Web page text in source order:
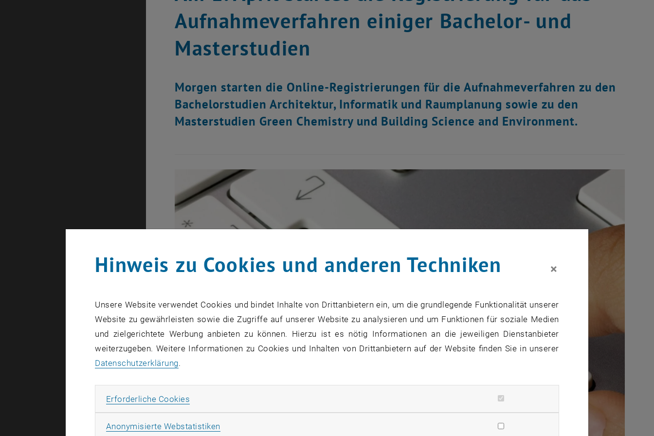
Aufnahmeverfahren einiger Bachelor- und
Masterstudien
Morgen starten die Online-Registrierungen für die Aufnahmeverfahren zu den
Bachelorstudien Architektur, Informatik und Raumplanung sowie zu den
Masterstudien Green Chemistry und Building Science and Environment.
Hinweis zu Cookies und anderen Techniken ×
Unsere Website verwendet Cookies und bindet Inhalte von Drittanbietern ein, um die grundlegende Funktionalität unserer
Website zu gewährleisten sowie die Zugriffe auf unserer Website zu analysieren und um Funktionen für soziale Medien
und zielgerichtete Werbung anbieten zu können. Hierzu ist es nötig Informationen an die jeweiligen Dienstanbieter
weiterzugeben. Weitere Informationen zu Cookies und Inhalten von Drittanbietern auf der Website finden Sie in unserer
Datenschutzerklärung.
Erforderliche Cookies
Anonymisierte Webstatistiken